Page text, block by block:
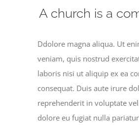
A church is a
Ddolore magna aliqua. Ut
veniam, quis nostrud
laboris nisi ut aliquip ex ea
consequat. Duis aute irure
reprehenderit in voluptate
dolore eu fugiat nulla